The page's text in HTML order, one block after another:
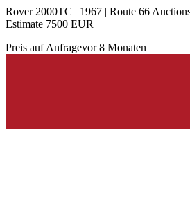
Rover 2000TC | 1967 | Route 66
Estimate 7500 EUR
Preis auf Anfragevor 8 Monaten